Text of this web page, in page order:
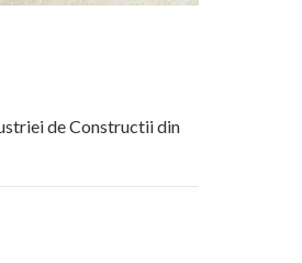
de Constructii din